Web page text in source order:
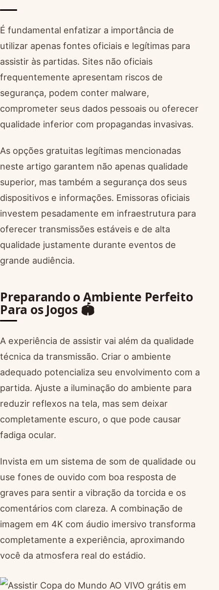
É fundamental enfatizar a importância de
utilizar apenas fontes oficiais e legítimas para
assistir às partidas. Sites não oficiais
frequentemente apresentam riscos de
segurança, podem conter malware,
comprometer seus dados pessoais ou oferecer
qualidade inferior com propagandas invasivas.
As opções gratuitas legítimas mencionadas
neste artigo garantem não apenas qualidade
superior, mas também a segurança dos seus
dispositivos e informações. Emissoras oficiais
investem pesadamente em infraestrutura para
oferecer transmissões estáveis e de alta
qualidade justamente durante eventos de
grande audiência.
Preparando o Ambiente Perfeito
Para os Jogos 🏟️
A experiência de assistir vai além da qualidade
técnica da transmissão. Criar o ambiente
adequado potencializa seu envolvimento com a
partida. Ajuste a iluminação do ambiente para
reduzir reflexos na tela, mas sem deixar
completamente escuro, o que pode causar
fadiga ocular.
Invista em um sistema de som de qualidade ou
use fones de ouvido com boa resposta de
graves para sentir a vibração da torcida e os
comentários com clareza. A combinação de
imagem em 4K com áudio imersivo transforma
completamente a experiência, aproximando
você da atmosfera real do estádio.